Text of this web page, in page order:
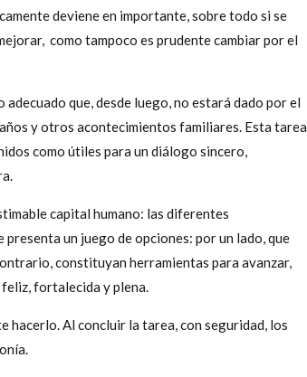
deviene en importante, sobre todo si se
como tampoco es prudente cambiar por el
que, desde luego, no estará dado por el
y otros acontecimientos familiares. Esta tarea
como útiles para un diálogo sincero,
capital humano: las diferentes
un juego de opciones: por un lado, que
constituyan herramientas para avanzar,
fortalecida y plena.
hacerlo. Al concluir la tarea, con seguridad, los